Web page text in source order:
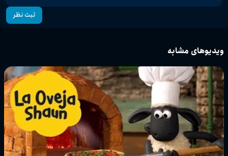
ثبت نظر
ویدیوهای مشابه